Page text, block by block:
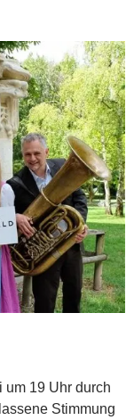
um 19 Uhr durch
Stimmung